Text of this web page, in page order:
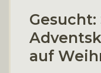
Gesucht:
auf